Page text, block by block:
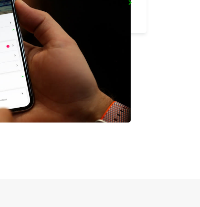
- SOUTH AFRICA